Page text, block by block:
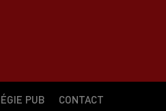
PUB CONTACT